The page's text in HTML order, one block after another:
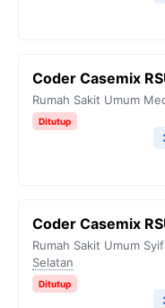
Coder Casemix
Rumah Sakit Umum
Ditutup
Coder Casemix
Rumah Sakit Umum
Selatan
Ditutup